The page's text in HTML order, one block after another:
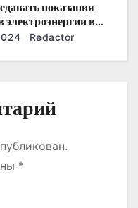
показания
электроэнергии в
Redactor
*